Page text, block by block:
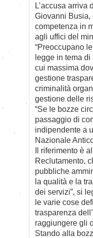
L’accusa arriva
Giovanni
competenza in
agli uffici del
“Preoccupano
legge in tema
cui massima
gestione
criminalità
gestione delle
“Se le bozze
passaggio di
indipendente a
Nazionale
Il riferimento è
Reclutamento,
pubbliche
la qualità e la
dei servizi”, si
le varie cose
trasparenza
raggiungere gli
Stando alla